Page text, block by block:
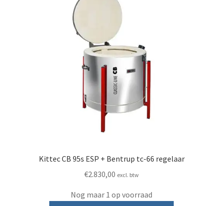
Kittec CB 95s ESP + Bentrup tc-66 regelaar
€2.830,00 excl. btw
Nog maar 1 op voorraad